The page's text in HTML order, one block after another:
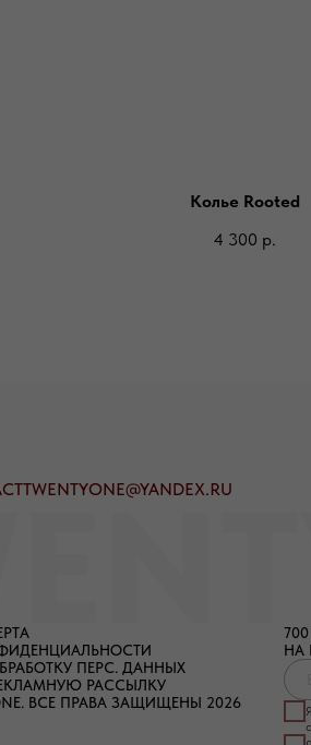
Колье Rooted
4 300 р.
ПЕРС. ДАННЫХ
РАССЫЛКУ
ВСЕ ПРАВА ЗАЩИЩЕНЫ 2026
НА
с